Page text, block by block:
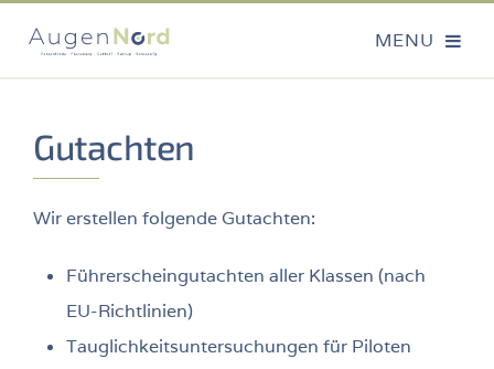
Gutachten
Wir erstellen folgende Gutachten:
Führerscheingutachten aller Klassen (nach
EU-Richtlinien)
Tauglichkeitsuntersuchungen für Piloten